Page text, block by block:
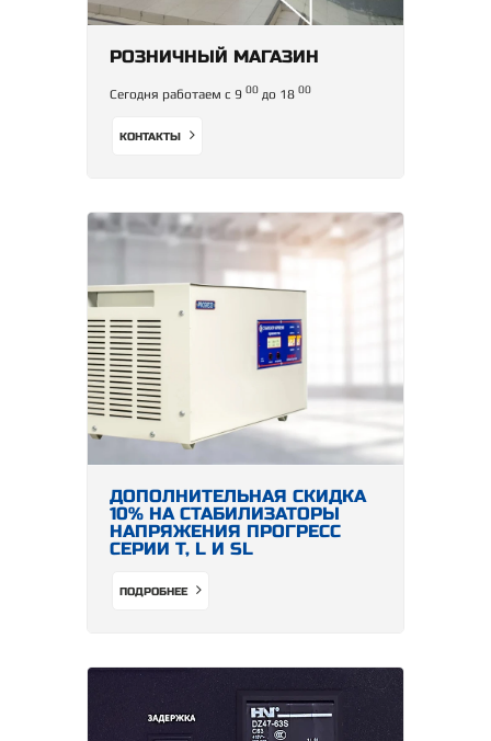
РОЗНИЧНЫЙ МАГАЗИН
Сегодня работаем с 9 00 до 18 00
КОНТАКТЫ
ДОПОЛНИТЕЛЬНАЯ СКИДКА
10% НА СТАБИЛИЗАТОРЫ
НАПРЯЖЕНИЯ ПРОГРЕСС
СЕРИИ Т, L И SL
ПОДРОБНЕЕ